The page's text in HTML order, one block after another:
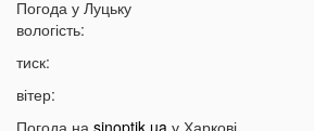
гранатою
10:33
дронів РФ: що відбувається
Погода у Луцьку
вологість:
тиск:
вітер: